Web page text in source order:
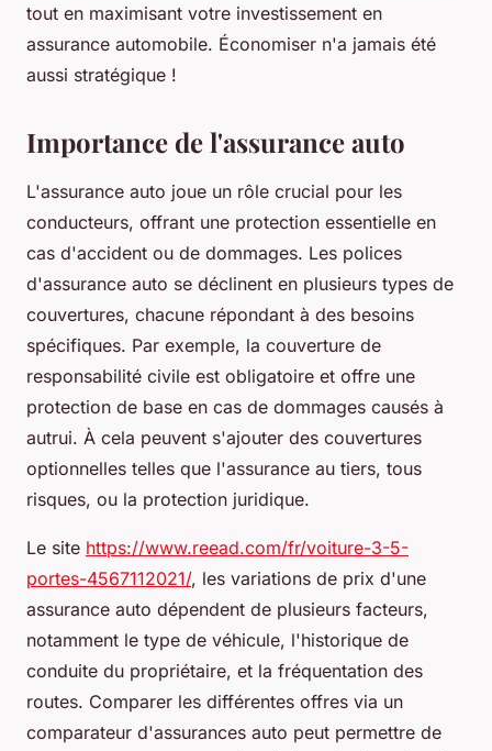
tout en maximisant votre investissement en
assurance automobile. Économiser n'a jamais été
aussi stratégique !
Importance de l'assurance auto
L'assurance auto joue un rôle crucial pour les
conducteurs, offrant une protection essentielle en
cas d'accident ou de dommages. Les polices
d'assurance auto se déclinent en plusieurs types de
couvertures, chacune répondant à des besoins
spécifiques. Par exemple, la couverture de
responsabilité civile est obligatoire et offre une
protection de base en cas de dommages causés à
autrui. À cela peuvent s'ajouter des couvertures
optionnelles telles que l'assurance au tiers, tous
risques, ou la protection juridique.
Le site https://www.reead.com/fr/voiture-3-5-
portes-4567112021/, les variations de prix d'une
assurance auto dépendent de plusieurs facteurs,
notamment le type de véhicule, l'historique de
conduite du propriétaire, et la fréquentation des
routes. Comparer les différentes offres via un
comparateur d'assurances auto peut permettre de